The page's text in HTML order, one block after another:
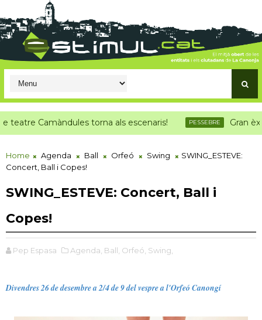
Camàndules torna als escenaris! PESSEBRE Gran èxit de
Home Agenda Ball Orfeó Swing
SWING_ESTEVE:
Concert, Ball i Copes!
SWING_ESTEVE: Concert, Ball i
Copes!
Pep Espasa Agenda, Ball, Orfeó, Swing,
Divendres 26 de desembre a 2/4 de 9 del vespre a l'Orfeó Canongí